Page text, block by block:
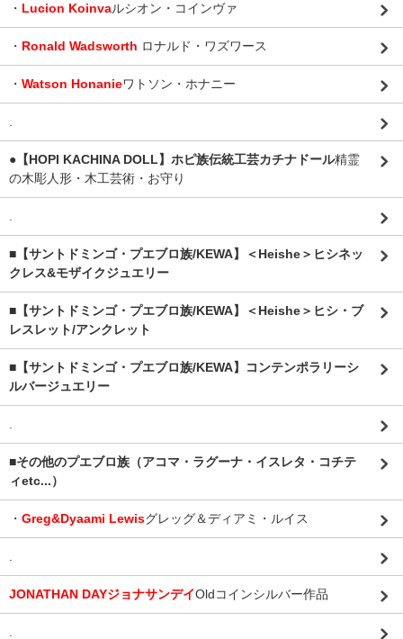
・ Lucion Koinvaルシオン・コインヴァ
・ Ronald Wadsworth ロナルド・ワズワース
・ Watson Honanieワトソン・ホナニー
●【HOPI KACHINA DOLL】ホピ族伝統工芸カチナドール精霊
の木彫人形・木工芸術・お守り
■【サントドミンゴ・プエブロ族/KEWA】＜Heishe＞ヒシネッ
クレス&モザイクジュエリー
■【サントドミンゴ・プエブロ族/KEWA】＜Heishe＞ヒシ・ブ
レスレット/アンクレット
■【サントドミンゴ・プエブロ族/KEWA】コンテンポラリーシ
ルバージュエリー
■その他のプエブロ族（アコマ・ラグーナ・イスレタ・コチテ
ィetc...）
・ Greg&Dyaami Lewisグレッグ＆ディアミ・ルイス
JONATHAN DAYジョナサンデイOldコインシルバー作品